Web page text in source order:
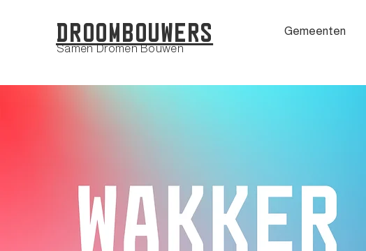
Droombouwers
Samen Dromen Bouwen
Gemeenten